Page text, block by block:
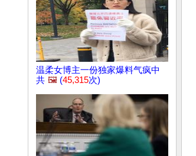
温柔女博主一份独家爆料气疯中
共 🖼️ (45,315次)